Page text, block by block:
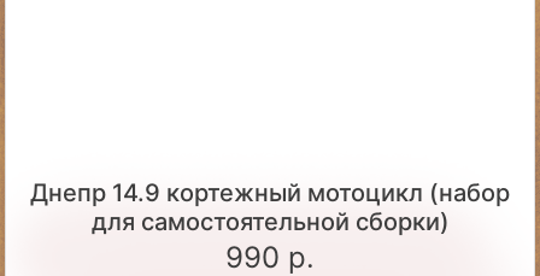
Днепр 14.9 кортежный мотоцикл (набор
для самостоятельной сборки)
990 р.